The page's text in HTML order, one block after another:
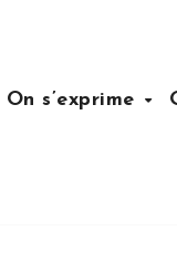
On s’exprime